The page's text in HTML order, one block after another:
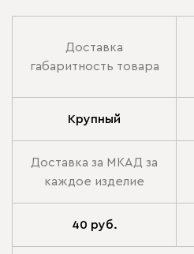
Доставка
габаритность товара
Крупный
Доставка за МКАД за
каждое изделие
40 руб.